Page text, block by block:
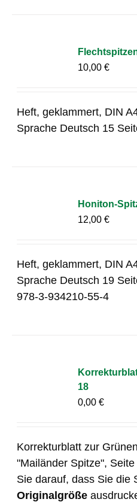
10,00€
Heft, geklammert, DIN
Sprache Deutsch 15
Honiton-
12,00€
Heft, geklammert, DIN
Sprache Deutsch 19
978-3-934210-55-4
18
0,00€
Korrekturblatt zur
"Mailänder Spitze",
Sie darauf, dass Sie die
Originalgröße